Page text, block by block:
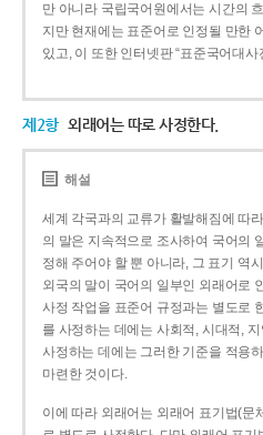
만 아니라 국립국어원에서는 시간의
지만 현재에는 표준어로 인정될 만한
있고, 이 또한 인터넷판 “표준국어대사
제2항 외래어는 따로 사정한다.
해설
세계 각국과의 교류가 활발해짐에 따
의 말은 지속적으로 조사하여 국어의
정해 주어야 할 뿐 아니라, 그 표기 역
외국의 말이 국어의 일부인 외래어로
사정 작업을 표준어 규정과는 별도로
를 사정하는 데에는 사회적, 시대적,
사정하는 데에는 그러한 기준을 적용
마련한 것이다.
이에 따라 외래어는 외래어 표기법(